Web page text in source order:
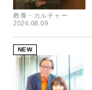
教養・カルチャー
2026.08.09
NEW